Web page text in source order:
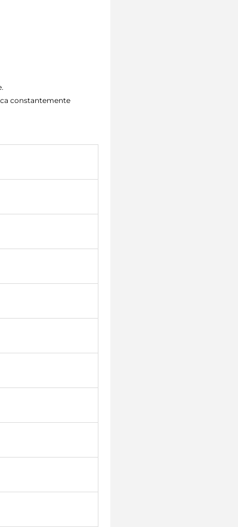
constantemente